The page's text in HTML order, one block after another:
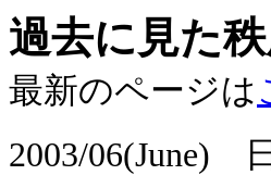
過去に見た秩
最新のページは
2003/06(June)